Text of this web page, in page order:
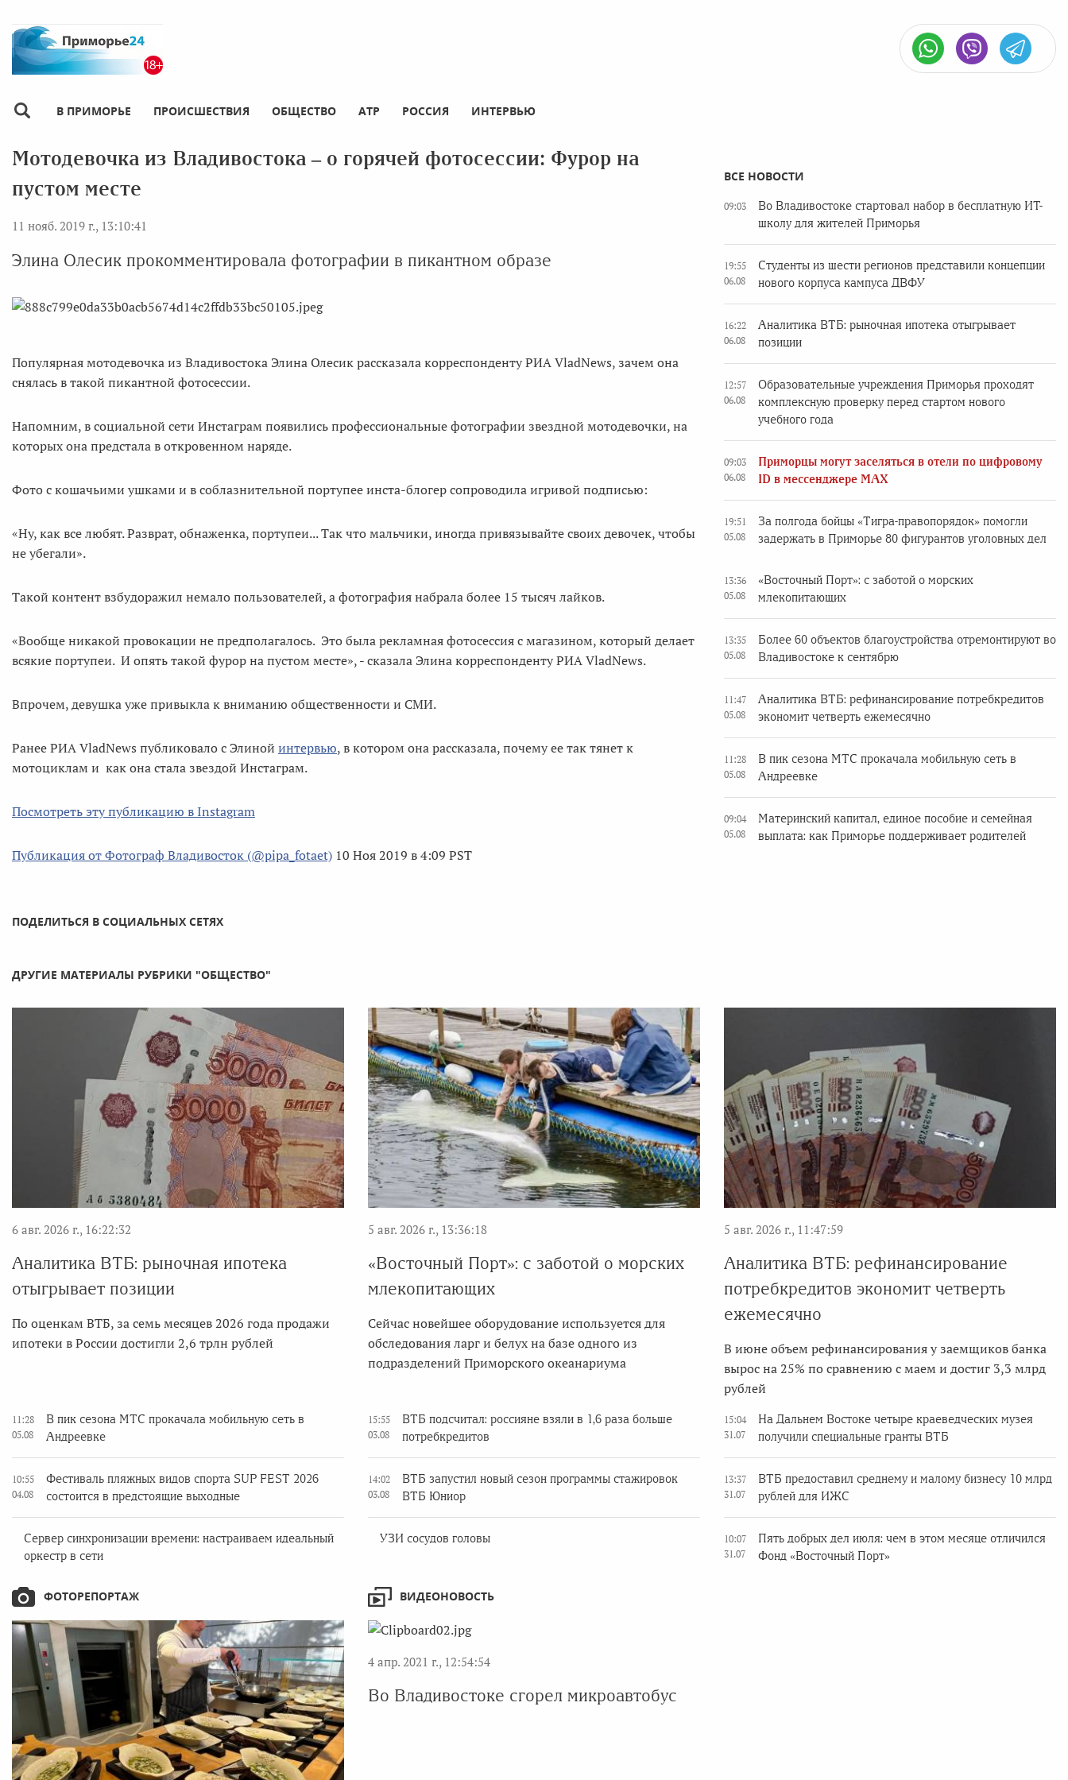
В ПРИМОРЬЕ ПРОИСШЕСТВИЯ ОБЩЕСТВО АТР РОССИЯ ИНТЕРВЬЮ
Мотодевочка из Владивостока – о горячей фотосессии: Фурор на
пустом месте
11 нояб. 2019 г., 13:10:41
Элина Олесик прокомментировала фотографии в пикантном образе
Популярная мотодевочка из Владивостока Элина Олесик рассказала корреспонденту РИА VladNews, зачем она
снялась в такой пикантной фотосессии.
Напомним, в социальной сети Инстаграм появились профессиональные фотографии звездной мотодевочки, на
которых она предстала в откровенном наряде.
Фото с кошачьими ушками и в соблазнительной портупее инста-блогер сопроводила игривой подписью:
«Ну, как все любят. Разврат, обнаженка, портупеи... Так что мальчики, иногда привязывайте своих девочек, чтобы
не убегали».
Такой контент взбудоражил немало пользователей, а фотография набрала более 15 тысяч лайков.
«Вообще никакой провокации не предполагалось. Это была рекламная фотосессия с магазином, который делает
всякие портупеи. И опять такой фурор на пустом месте», - сказала Элина корреспонденту РИА VladNews.
Впрочем, девушка уже привыкла к вниманию общественности и СМИ.
Ранее РИА VladNews публиковало с Элиной интервью, в котором она рассказала, почему ее так тянет к
мотоциклам и как она стала звездой Инстаграм.
Посмотреть эту публикацию в Instagram
Публикация от Фотограф Владивосток (@pipa_fotaet) 10 Ноя 2019 в 4:09 PST
ПОДЕЛИТЬСЯ В СОЦИАЛЬНЫХ СЕТЯХ
ВСЕ НОВОСТИ
09:03
Во Владивостоке стартовал набор в бесплатную ИТ-
школу для жителей Приморья
19:55
06.08
Студенты из шести регионов представили концепции
нового корпуса кампуса ДВФУ
16:22
06.08
Аналитика ВТБ: рыночная ипотека отыгрывает
позиции
12:57
06.08
Образовательные учреждения Приморья проходят
комплексную проверку перед стартом нового
учебного года
09:03
06.08
Приморцы могут заселяться в отели по цифровому
ID в мессенджере MAX
19:51
05.08
За полгода бойцы «Тигра-правопорядок» помогли
задержать в Приморье 80 фигурантов уголовных дел
13:36
05.08
«Восточный Порт»: с заботой о морских
млекопитающих
13:35
05.08
Более 60 объектов благоустройства отремонтируют во
Владивостоке к сентябрю
11:47
05.08
Аналитика ВТБ: рефинансирование потребкредитов
экономит четверть ежемесячно
11:28
05.08
В пик сезона МТС прокачала мобильную сеть в
Андреевке
09:04
05.08
Материнский капитал, единое пособие и семейная
выплата: как Приморье поддерживает родителей
ДРУГИЕ МАТЕРИАЛЫ РУБРИКИ "ОБЩЕСТВО"
6 авг. 2026 г., 16:22:32
Аналитика ВТБ: рыночная ипотека
отыгрывает позиции
По оценкам ВТБ, за семь месяцев 2026 года продажи
ипотеки в России достигли 2,6 трлн рублей
5 авг. 2026 г., 13:36:18
«Восточный Порт»: с заботой о морских
млекопитающих
Сейчас новейшее оборудование используется для
обследования ларг и белух на базе одного из
подразделений Приморского океанариума
5 авг. 2026 г., 11:47:59
Аналитика ВТБ: рефинансирование
потребкредитов экономит четверть
ежемесячно
В июне объем рефинансирования у заемщиков банка
вырос на 25% по сравнению с маем и достиг 3,3 млрд
рублей
11:28
05.08
В пик сезона МТС прокачала мобильную сеть в
Андреевке
10:55
04.08
Фестиваль пляжных видов спорта SUP FEST 2026
состоится в предстоящие выходные
Сервер синхронизации времени: настраиваем идеальный
оркестр в сети
15:55
03.08
ВТБ подсчитал: россияне взяли в 1,6 раза больше
потребкредитов
14:02
03.08
ВТБ запустил новый сезон программы стажировок
ВТБ Юниор
УЗИ сосудов головы
15:04
31.07
На Дальнем Востоке четыре краеведческих музея
получили специальные гранты ВТБ
13:37
31.07
ВТБ предоставил среднему и малому бизнесу 10 млрд
рублей для ИЖС
10:07
31.07
Пять добрых дел июля: чем в этом месяце отличился
Фонд «Восточный Порт»
ФОТОРЕПОРТАЖ ВИДЕОНОВОСТЬ
4 апр. 2021 г., 12:54:54
Во Владивостоке сгорел микроавтобус